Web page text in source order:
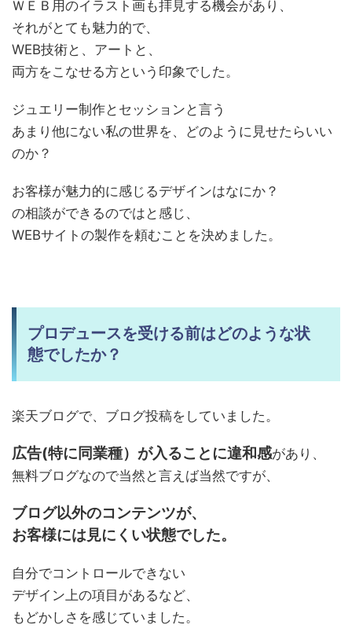
ＷＥＢ用のイラスト画も拝見する機会があり、
それがとても魅力的で、
WEB技術と、アートと、
両方をこなせる方という印象でした。
ジュエリー制作とセッションと言う
あまり他にない私の世界を、どのように見せたらいい
のか？
お客様が魅力的に感じるデザインはなにか？
の相談ができるのではと感じ、
WEBサイトの製作を頼むことを決めました。
プロデュースを受ける前はどのような状
態でしたか？
楽天ブログで、ブログ投稿をしていました。
広告(特に同業種）が入ることに違和感があり、
無料ブログなので当然と言えば当然ですが、
ブログ以外のコンテンツが、
お客様には見にくい状態でした。
自分でコントロールできない
デザイン上の項目があるなど、
もどかしさを感じていました。